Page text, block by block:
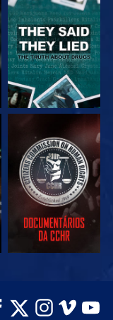
VEJA
VEJA
EXPLORE A SÉRIE